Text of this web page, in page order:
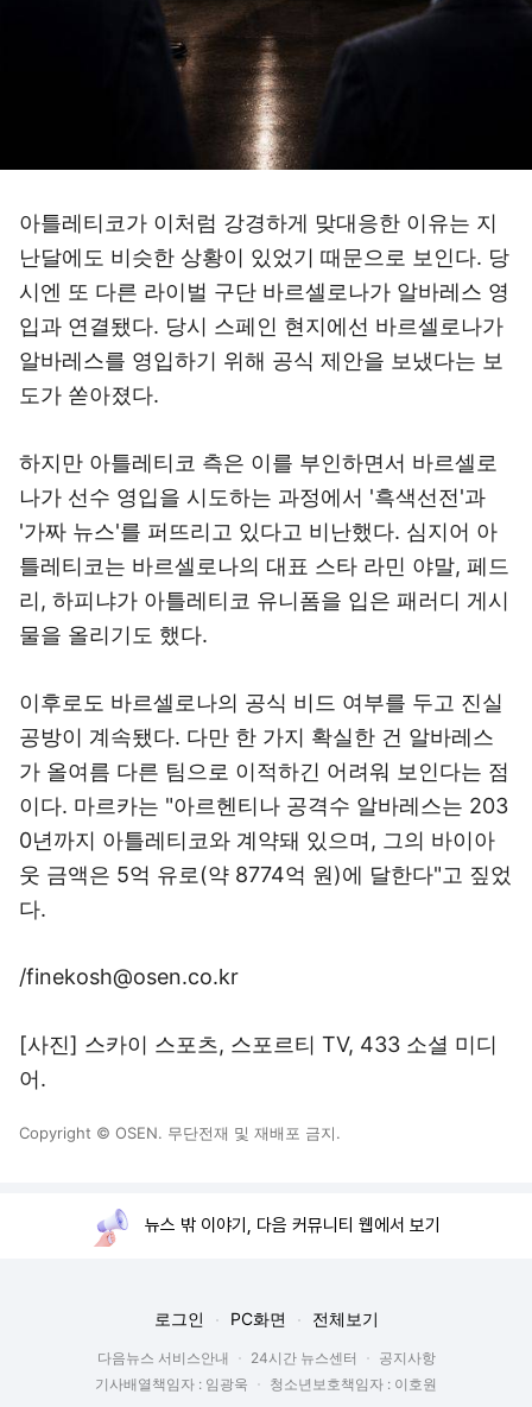
아틀레티코가 이처럼 강경하게 맞대응한 이유는 지
난달에도 비슷한 상황이 있었기 때문으로 보인다. 당
시엔 또 다른 라이벌 구단 바르셀로나가 알바레스 영
입과 연결됐다. 당시 스페인 현지에선 바르셀로나가
알바레스를 영입하기 위해 공식 제안을 보냈다는 보
도가 쏟아졌다.
하지만 아틀레티코 측은 이를 부인하면서 바르셀로
나가 선수 영입을 시도하는 과정에서 '흑색선전'과
'가짜 뉴스'를 퍼뜨리고 있다고 비난했다. 심지어 아
틀레티코는 바르셀로나의 대표 스타 라민 야말, 페드
리, 하피냐가 아틀레티코 유니폼을 입은 패러디 게시
물을 올리기도 했다.
이후로도 바르셀로나의 공식 비드 여부를 두고 진실
공방이 계속됐다. 다만 한 가지 확실한 건 알바레스
가 올여름 다른 팀으로 이적하긴 어려워 보인다는 점
이다. 마르카는 "아르헨티나 공격수 알바레스는 203
0년까지 아틀레티코와 계약돼 있으며, 그의 바이아
웃 금액은 5억 유로(약 8774억 원)에 달한다"고 짚었
다.
/finekosh@osen.co.kr
[사진] 스카이 스포츠, 스포르티 TV, 433 소셜 미디
어.
Copyright © OSEN. 무단전재 및 재배포 금지.
뉴스 밖 이야기, 다음 커뮤니티 웹에서 보기
로그인 PC화면 전체보기
다음뉴스 서비스안내 24시간 뉴스센터
공지사항
기사배열책임자 : 임광욱
청소년보호책임자 : 이호원